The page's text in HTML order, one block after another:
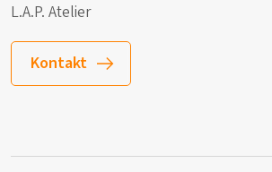
L.A.P. Atelier
Kontakt